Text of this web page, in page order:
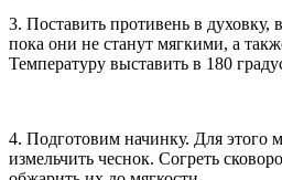
3. Поставить противень в духовку,
пока они не станут мягкими, а
Температуру выставить в 180
4. Подготовим начинку. Для этого
измельчить чеснок. Согреть